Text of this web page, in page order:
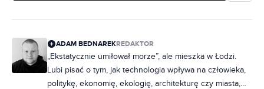
ADAM BEDNAREKREDAKTOR
„Ekstatycznie umiłował morze”, ale mieszka w Łodzi.
Lubi pisać o tym, jak technologia wpływa na człowieka,
politykę, ekonomię, ekologię, architekturę czy miasta,